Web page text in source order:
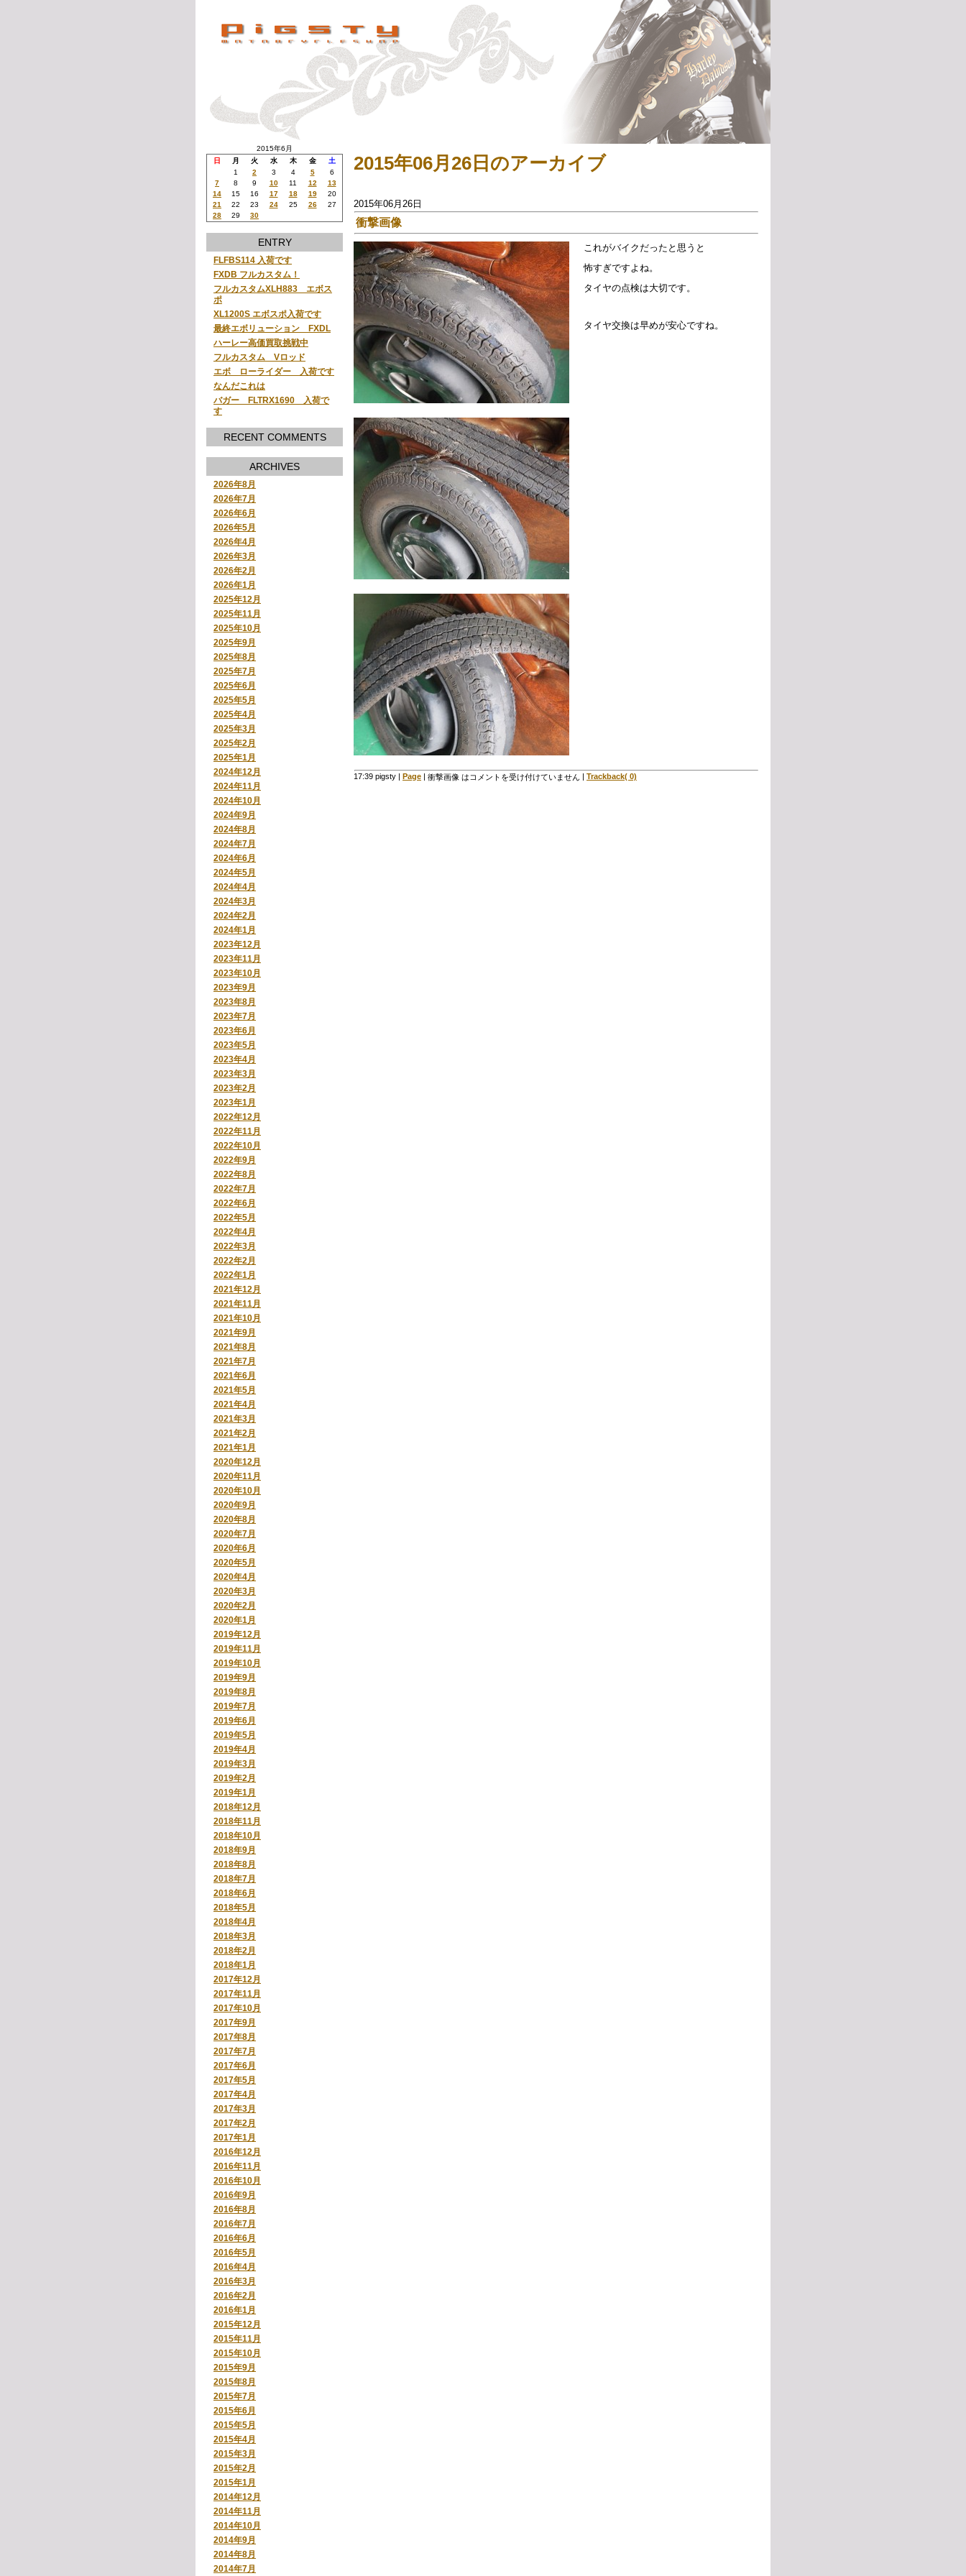
2015年6月
日
月 火 水 木 金
土
1
2 3 4 5
6
7
8 9 10 11 12
13
14
15 16 17 18 19
20
21
22 23 24 25 26
27
28
29 30
ENTRY
FLFBS114 入荷です
FXDB フルカスタム！
フルカスタムXLH883 エボス
ポ
XL1200S エボスポ入荷です
最終エボリューション FXDL
ハーレー高価買取挑戦中
フルカスタム Vロッド
エボ ローライダー 入荷です
なんだこれは
バガー FLTRX1690 入荷で
す
RECENT COMMENTS
ARCHIVES
2026年8月
2026年7月
2026年6月
2026年5月
2026年4月
2026年3月
2026年2月
2026年1月
2025年12月
2025年11月
2025年10月
2025年9月
2025年8月
2025年7月
2025年6月
2025年5月
2025年4月
2025年3月
2025年2月
2025年1月
2024年12月
2024年11月
2024年10月
2024年9月
2024年8月
2024年7月
2024年6月
2024年5月
2024年4月
2024年3月
2024年2月
2024年1月
2023年12月
2023年11月
2023年10月
2023年9月
2023年8月
2023年7月
2023年6月
2023年5月
2023年4月
2023年3月
2023年2月
2023年1月
2022年12月
2022年11月
2022年10月
2022年9月
2022年8月
2022年7月
2022年6月
2022年5月
2022年4月
2022年3月
2022年2月
2022年1月
2021年12月
2021年11月
2021年10月
2021年9月
2021年8月
2021年7月
2021年6月
2021年5月
2021年4月
2021年3月
2021年2月
2021年1月
2020年12月
2020年11月
2020年10月
2020年9月
2020年8月
2020年7月
2020年6月
2020年5月
2020年4月
2020年3月
2020年2月
2020年1月
2019年12月
2019年11月
2019年10月
2019年9月
2019年8月
2019年7月
2019年6月
2019年5月
2019年4月
2019年3月
2019年2月
2019年1月
2018年12月
2018年11月
2018年10月
2018年9月
2018年8月
2018年7月
2018年6月
2018年5月
2018年4月
2018年3月
2018年2月
2018年1月
2017年12月
2017年11月
2017年10月
2017年9月
2017年8月
2017年7月
2017年6月
2017年5月
2017年4月
2017年3月
2017年2月
2017年1月
2016年12月
2016年11月
2016年10月
2016年9月
2016年8月
2016年7月
2016年6月
2016年5月
2016年4月
2016年3月
2016年2月
2016年1月
2015年12月
2015年11月
2015年10月
2015年9月
2015年8月
2015年7月
2015年6月
2015年5月
2015年4月
2015年3月
2015年2月
2015年1月
2014年12月
2014年11月
2014年10月
2014年9月
2014年8月
2014年7月
2015年06月26日のアーカイブ
2015年06月26日
衝撃画像
これがバイクだったと思うと
怖すぎですよね。
タイヤの点検は大切です。
タイヤ交換は早めが安心ですね。
17:39 pigsty | Page | 衝撃画像 は コメントを受け付けていません | Trackback( 0)